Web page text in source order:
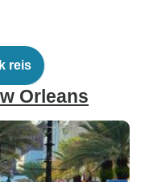
reis
Orleans